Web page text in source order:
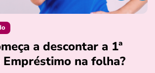
a descontar a 1ª
na folha?